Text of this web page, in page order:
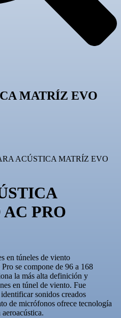
MATRÍZ EVO
ACÚSTICA MATRÍZ EVO
PRO
en túneles de viento
se compone de 96 a 168
la más alta definición y
en túnel de viento. Fue
sonidos creados
de micrófonos ofrece tecnología